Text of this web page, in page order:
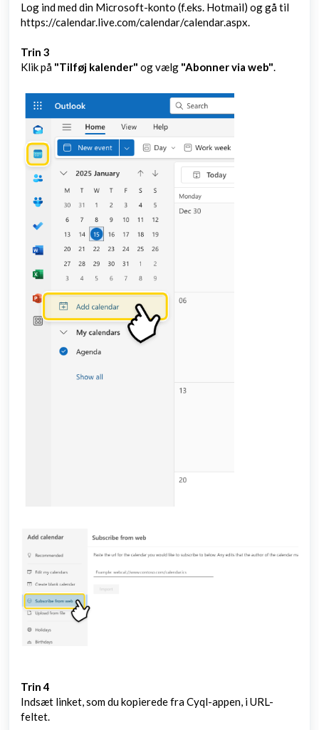
Log ind med din Microsoft-konto (f.eks. Hotmail) og gå til
https://calendar.live.com/calendar/calendar.aspx.
Trin 3
Klik på "Tilføj kalender" og vælg "Abonner via web".
Trin 4
Indsæt linket, som du kopierede fra Cyql-appen, i URL-
feltet.